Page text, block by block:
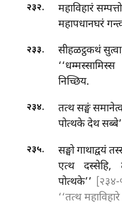
२३२.
महाविहारं
महापधानघरं
२३३.
सीहळट्ठकथं
निच्छिय.
२३४.
तत्थ सङ्घं
पोत्थके देथ
२३५. सङ्घोगाथाद्वयं
एत्थ दस्सेहि,
पोत्थके’’
‘‘तत्थ